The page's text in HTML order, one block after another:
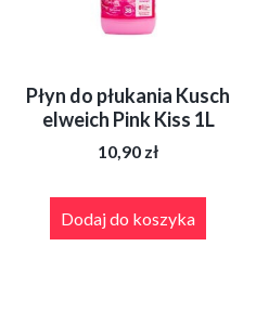
Płyn do płukania Kusch
elweich Pink Kiss 1L
10,90 zł
Dodaj do koszyka